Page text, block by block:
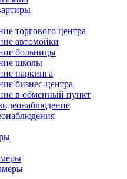
торгового центра
автомойки
больницы
школы
паркинга
бизнес-центра
в обменный пункт